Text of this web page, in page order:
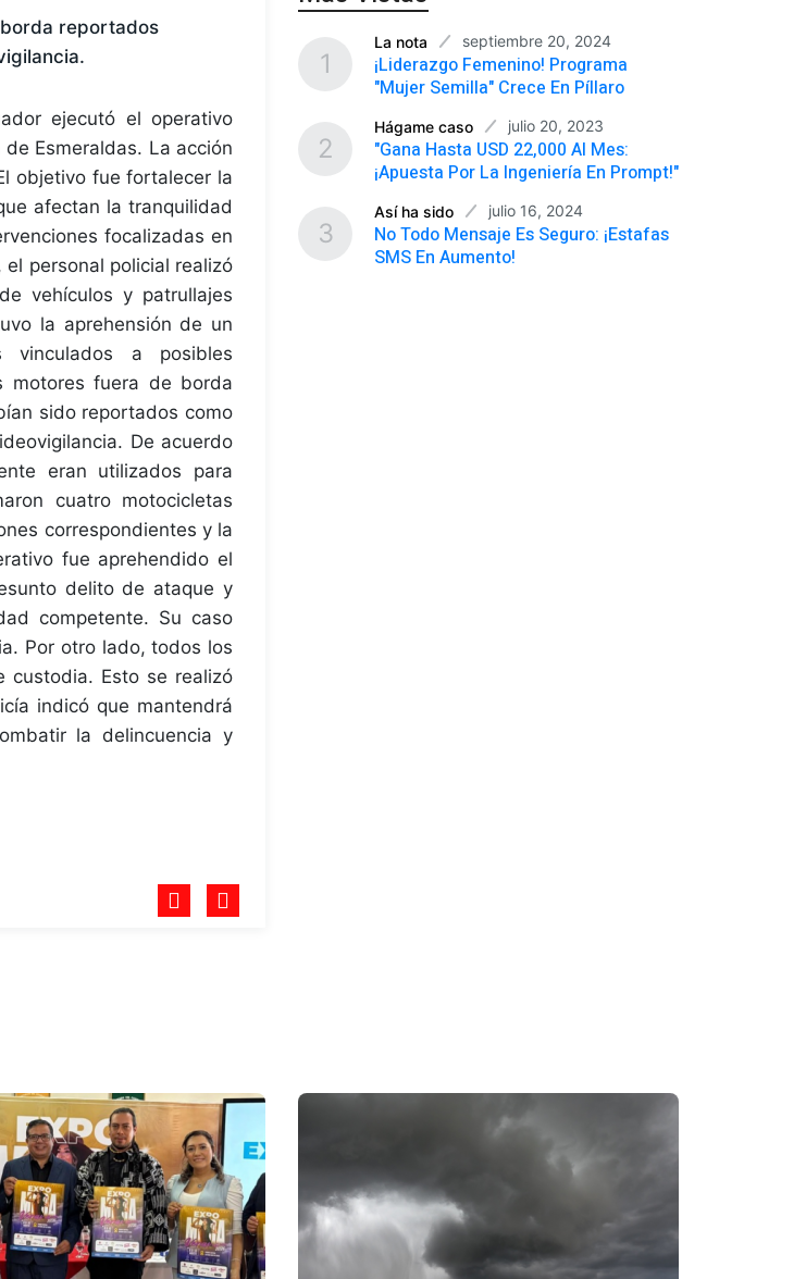
reportados
ejecutó el operativo
Esmeraldas. La acción
objetivo fue fortalecer la
afectan la tranquilidad
focalizadas en
personal policial realizó
vehículos y patrullajes
la aprehensión de un
vinculados a posibles
motores fuera de borda
sido reportados como
De acuerdo
eran utilizados para
cuatro motocicletas
correspondientes y la
fue aprehendido el
delito de ataque y
competente. Su caso
Por otro lado, todos los
custodia. Esto se realizó
indicó que mantendrá
la delincuencia y
La nota septiembre 20, 2024
¡Liderazgo Femenino! Programa
"Mujer Semilla" Crece En Píllaro
1
Hágame caso julio 20, 2023
"Gana Hasta USD 22,000 Al Mes:
¡Apuesta Por La Ingeniería En Prompt!"
2
Así ha sido julio 16, 2024
No Todo Mensaje Es Seguro: ¡Estafas
SMS En Aumento!
3